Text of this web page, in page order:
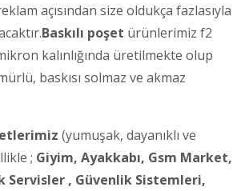
açısından size oldukça fazlasıyla
Baskılı poşet ürünlerimiz f2
kalınlığında üretilmekte olup
baskısı solmaz ve akmaz
(yumuşak, dayanıklı ve
; Giyim, Ayakkabı, Gsm Market,
Servisler , Güvenlik Sistemleri,